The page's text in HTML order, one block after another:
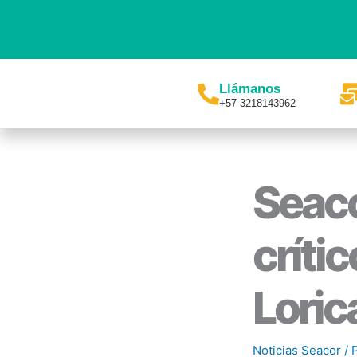
Llámanos
+57 3218143962
Noticias Seacor /